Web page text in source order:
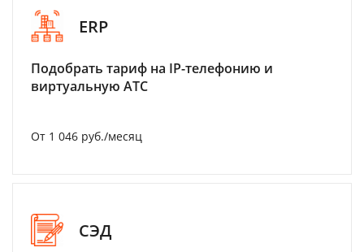
ERP
Подобрать тариф на IP-телефонию и
виртуальную АТС
От 1 046 руб./месяц
СЭД